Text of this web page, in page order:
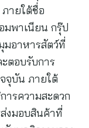
ายใต้ชื่อ
มพาเนียน กรุ๊ป
มอาหารสัตว์ที่
ตอบรับการ
จุบัน ภายใต้
ารความสะดวก
งมอบสินค้าที่